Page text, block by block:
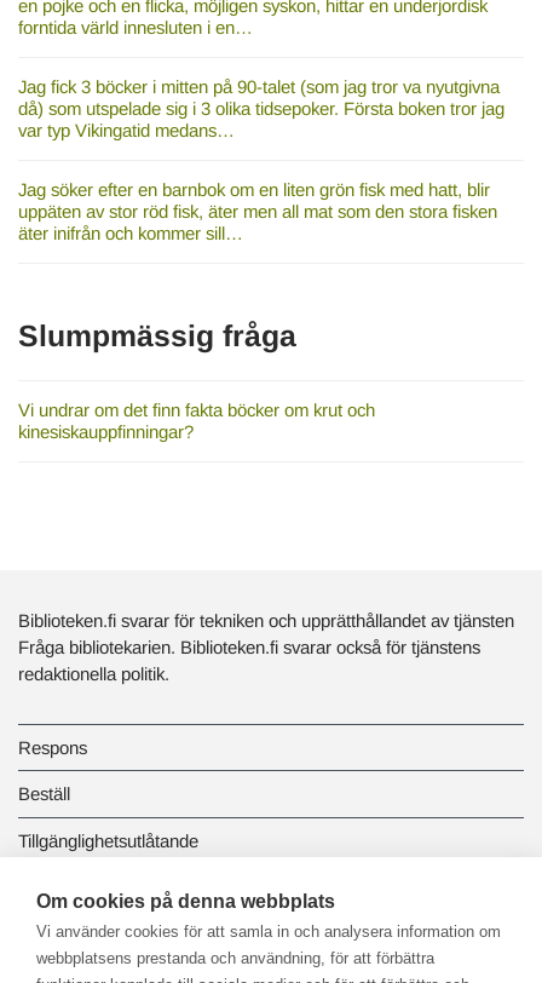
en pojke och en flicka, möjligen syskon, hittar en underjordisk
forntida värld innesluten i en…
Jag fick 3 böcker i mitten på 90-talet (som jag tror va nyutgivna
då) som utspelade sig i 3 olika tidsepoker. Första boken tror jag
var typ Vikingatid medans…
Jag söker efter en barnbok om en liten grön fisk med hatt, blir
uppäten av stor röd fisk, äter men all mat som den stora fisken
äter inifrån och kommer sill…
Slumpmässig fråga
Vi undrar om det finn fakta böcker om krut och
kinesiskauppfinningar?
Biblioteken.fi svarar för tekniken och upprätthållandet av tjänsten
Fråga bibliotekarien. Biblioteken.fi svarar också för tjänstens
redaktionella politik.
Respons
Beställ
Tillgänglighetsutlåtande
Dataskydd och registerbeskrivningar
Länkbiblioteket
Om cookies på denna webbplats
Vi använder cookies för att samla in och analysera information om
webbplatsens prestanda och användning, för att förbättra